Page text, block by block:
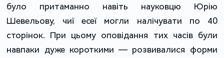
було притаманно навіть науковцю Юрію
Шевельову, чиї есеї могли налічувати по 40
сторінок. При цьому оповідання тих часів були
навпаки дуже короткими — розвивалися форми